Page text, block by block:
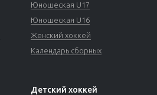
Юношеская U17
Юношеская U16
Женский хоккей
Календарь сборных
Детский хоккей